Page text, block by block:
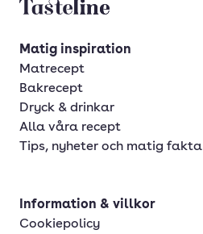
Tasteline startsida
Matig inspiration
Matrecept
Bakrecept
Dryck & drinkar
Alla våra recept
Tips, nyheter och matig fakta
Information & villkor
Cookiepolicy